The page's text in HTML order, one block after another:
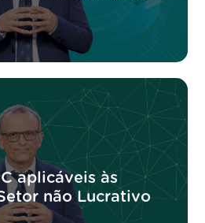
aplicáveis às
não Lucrativo